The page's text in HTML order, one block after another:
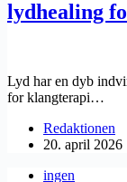
lydhealing
Lyd har en dyb
for klangterapi…
Redaktionen
20. april 2026
ingen